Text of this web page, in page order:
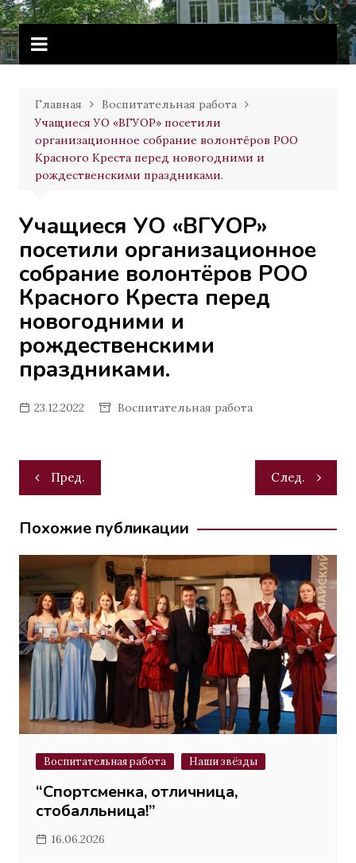
Перейти
к
содержимому
Витебское государственное
училище олимпийского резерва
Главная
Воспитательная работа
Учащиеся УО «ВГУОР» посетили
организационное собрание волонтёров РОО
Красного Креста перед новогодними и
рождественскими праздниками.
Учащиеся УО «ВГУОР»
посетили организационное
собрание волонтёров РОО
Красного Креста перед
новогодними и
рождественскими
праздниками.
23.12.2022 Воспитательная работа
Навигация
по
записям
Пред. След.
Похожие публикации
Воспитательная работа Наши звёзды
“Спортсменка, отличница,
стобалльница!”
16.06.2026